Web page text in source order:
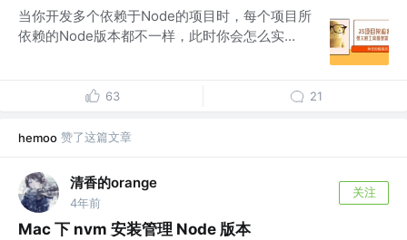
当你开发多个依赖于Node的项目时，每个项目所
依赖的Node版本都不一样，此时你会怎么实...
63 21
hemoo 赞了这篇文章
清香的orange
4年前
关注
Mac 下 nvm 安装管理 Node 版本